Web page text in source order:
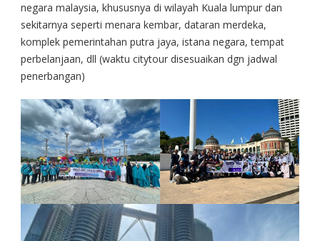
negara malaysia, khususnya di wilayah Kuala lumpur dan
sekitarnya seperti menara kembar, dataran merdeka,
komplek pemerintahan putra jaya, istana negara, tempat
perbelanjaan, dll (waktu citytour disesuaikan dgn jadwal
penerbangan)